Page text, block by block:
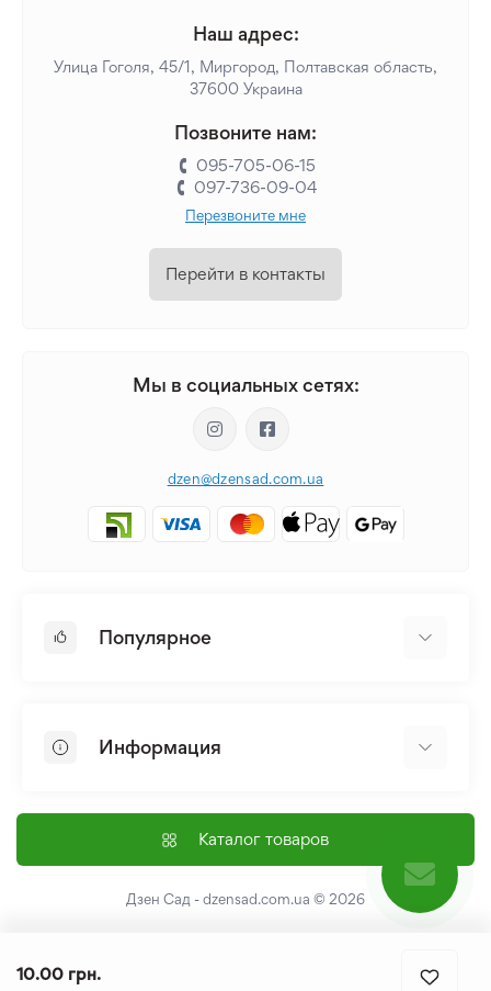
10.00 грн.
Наш адрес:
Улица Гоголя, 45/1, Миргород, Полтавская область,
37600 Украина
Позвоните нам:
095-705-06-15
097-736-09-04
Перезвоните мне
Перейти в контакты
Мы в социальных сетях:
dzen@dzensad.com.ua
Популярное
Лилия
Семена
Информация
Доставка и оплата
Контакты
Каталог товаров
Дзен Сад - dzensad.com.ua © 2026